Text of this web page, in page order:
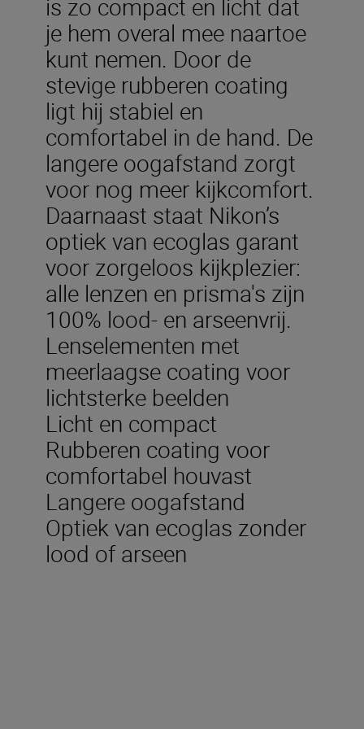
is zo compact en licht dat
je hem overal mee naartoe
kunt nemen. Door de
stevige rubberen coating
ligt hij stabiel en
comfortabel in de hand. De
langere oogafstand zorgt
voor nog meer kijkcomfort.
Daarnaast staat Nikon’s
optiek van ecoglas garant
voor zorgeloos kijkplezier:
alle lenzen en prisma's zijn
100% lood- en arseenvrij.
Lenselementen met
meerlaagse coating voor
lichtsterke beelden
Licht en compact
Rubberen coating voor
comfortabel houvast
Langere oogafstand
Optiek van ecoglas zonder
lood of arseen